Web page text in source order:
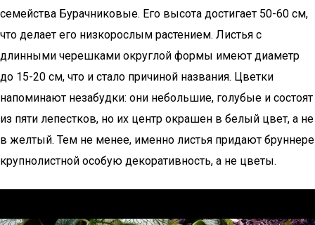
семейства Бурачниковые. Его высота достигает 50-60 см,
что делает его низкорослым растением. Листья с
длинными черешками округлой формы имеют диаметр
до 15-20 см, что и стало причиной названия. Цветки
напоминают незабудки: они небольшие, голубые и состоят
из пяти лепестков, но их центр окрашен в белый цвет, а не
в желтый. Тем не менее, именно листья придают бруннере
крупнолистной особую декоративность, а не цветы.